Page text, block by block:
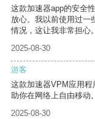
这款加速器app的安全
放心。我以前使用过一
情况，这让我非常担心。
2025-08-30
游客
这款加速器VPM应用
助你在网络上自由移动。
2025-08-30